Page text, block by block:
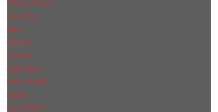
Giorgio Armani
Givenchy
Gucci
Guerlain
Hermes
Hugo Boss
Issey Miyake
Jaguar
James Bond